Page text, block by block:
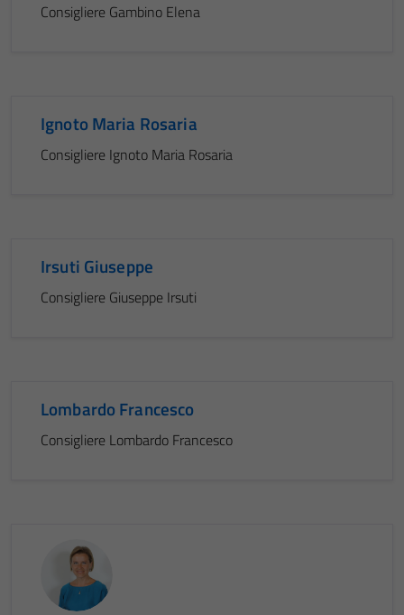
Consigliere Gambino Elena
Ignoto Maria Rosaria
Consigliere Ignoto Maria Rosaria
Irsuti Giuseppe
Consigliere Giuseppe Irsuti
Lombardo Francesco
Consigliere Lombardo Francesco